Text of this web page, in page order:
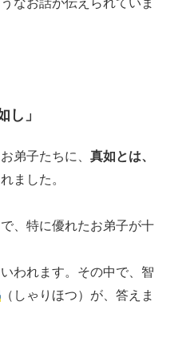
なお話が伝えられていま
し」
弟子たちに、 真如とは、
ました。
、特に優れたお弟子が十
われます。その中で、智
（しゃりほつ）が、答えま